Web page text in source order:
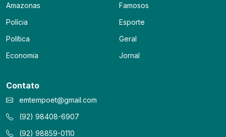
Amazonas
Polícia
Política
Economia
Famosos
Esporte
Geral
Jornal
Contato
emtempoet@gmail.com
(92) 98408-6907
(92) 98859-0110